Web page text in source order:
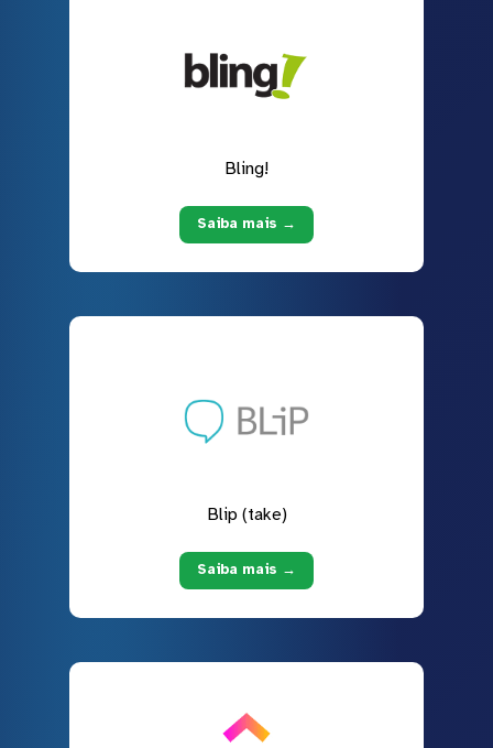
Bling!
Saiba mais →
Blip (take)
Saiba mais →